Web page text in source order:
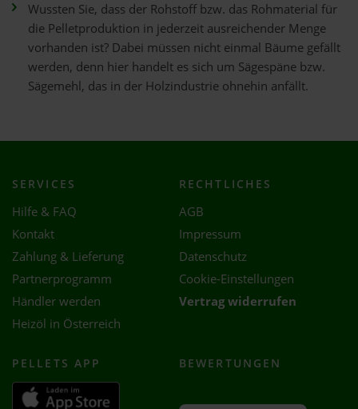
Wussten Sie, dass der Rohstoff bzw. das Rohmaterial für
die Pelletproduktion in jederzeit ausreichender Menge
vorhanden ist? Dabei müssen nicht einmal Bäume gefällt
werden, denn hier handelt es sich um Sägespäne bzw.
Sägemehl, das in der Holzindustrie ohnehin anfällt.
SERVICES
Hilfe & FAQ
Kontakt
Zahlung & Lieferung
Partnerprogramm
Händler werden
Heizöl in Österreich
RECHTLICHES
AGB
Impressum
Datenschutz
Cookie-Einstellungen
Vertrag widerrufen
PELLETS APP BEWERTUNGEN